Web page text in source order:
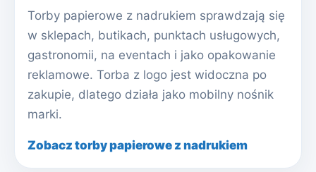
Torby papierowe z nadrukiem sprawdzają się
w sklepach, butikach, punktach usługowych,
gastronomii, na eventach i jako opakowanie
reklamowe. Torba z logo jest widoczna po
zakupie, dlatego działa jako mobilny nośnik
marki.
Zobacz torby papierowe z nadrukiem